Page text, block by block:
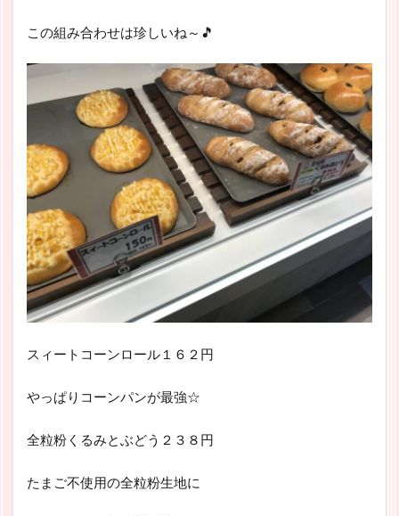
この組み合わせは珍しいね～🎵
スィートコーンロール１６２円
やっぱりコーンパンが最強☆
全粒粉くるみとぶどう２３８円
たまご不使用の全粒粉生地に